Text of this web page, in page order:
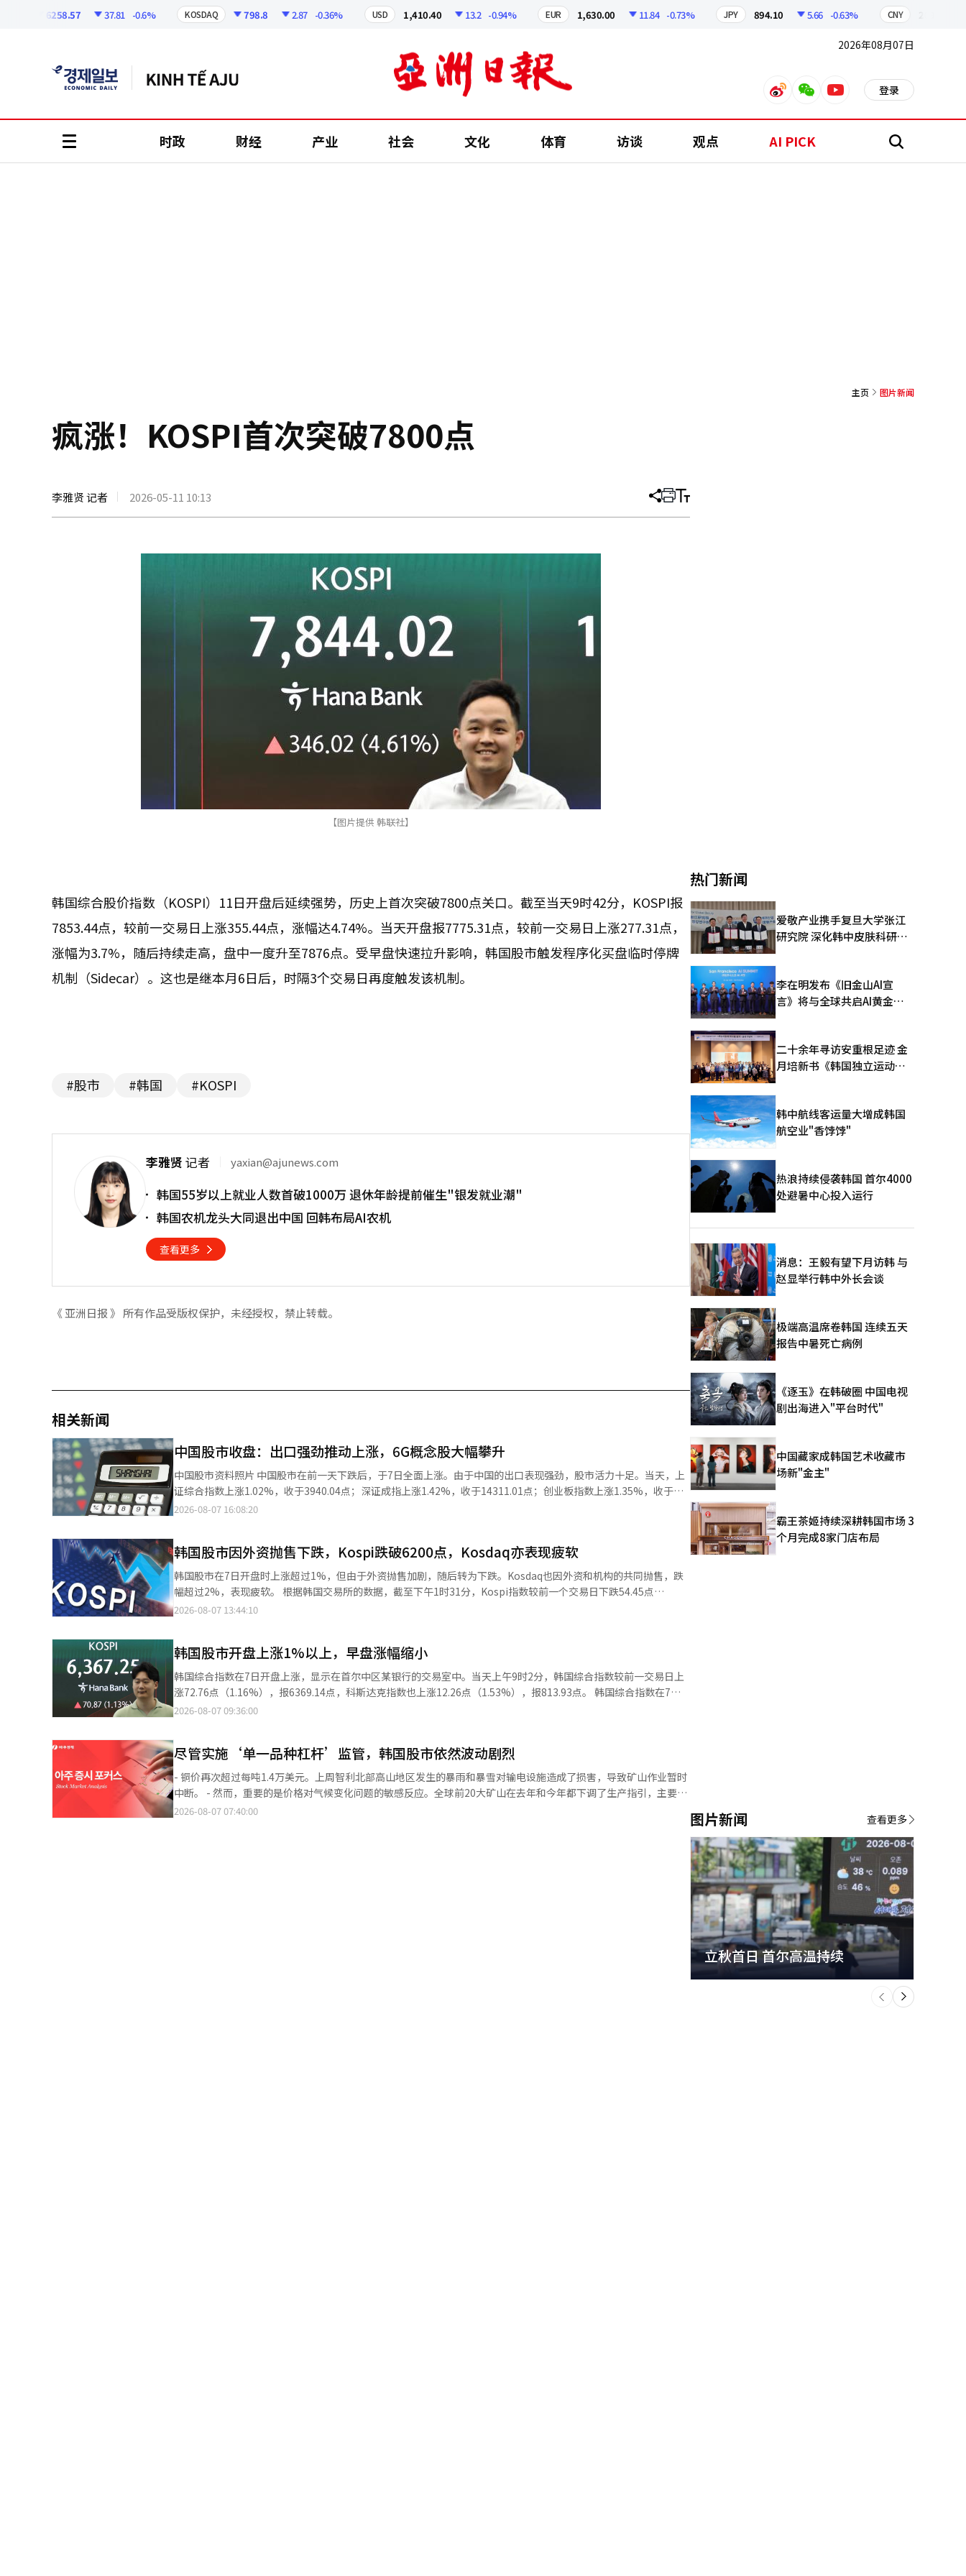
6258.57 37.81 -0.6% KOSDAQ 798.8 2.87 -0.36% USD 1,410.40 13.2 -0.94% EUR 1,630.00 11.84 -0.73% JPY 894.10 5.66 -0.63% CNY 209.16
2026年08月07日
weiboweixinyoutube 登录
时政 财经 产业 社会 文化 体育 访谈 观点 AI PICK 搜
主页 图片新闻
疯涨！KOSPI首次突破7800点
李雅贤 记者 2026-05-11 10:13 分
文
打 调
大
【图片提供 韩联社】
韩国综合股价指数（KOSPI）11日开盘后延续强势，历史上首次突破7800点关口。截至当天9时42分，KOSPI报
7853.44点，较前一交易日上涨355.44点，涨幅达4.74%。当天开盘报7775.31点，较前一交易日上涨277.31点，
涨幅为3.7%，随后持续走高，盘中一度升至7876点。受早盘快速拉升影响，韩国股市触发程序化买盘临时停牌
机制（Sidecar）。这也是继本月6日后，时隔3个交易日再度触发该机制。
#股市 #韩国 #KOSPI
李雅贤 记者 yaxian@ajunews.com
韩国55岁以上就业人数首破1000万 退休年龄提前催生"银发就业潮"
韩国农机龙头大同退出中国 回韩布局AI农机
查看更多
《 亚洲日报 》 所有作品受版权保护，未经授权，禁止转载。
相关新闻
中国股市收盘：出口强劲推动上涨，6G概念股大幅攀升
中国股市资料照片 中国股市在前一天下跌后，于7日全面上涨。由于中国的出口表现强劲，股市活力十足。当天，上
证综合指数上涨1.02%，收于3940.04点；深证成指上涨1.42%，收于14311.01点；创业板指数上涨1.35%，收于
3563.12点，均以上涨收盘。 中国海关总署于7日公布，7月份出口额达到3978亿美元，同比增长23.9%。虽然低于6
对美出口的步伐，进一步提升了出口增速。海关总署表示：“完善的供应链和强大的创新能力为中国贸易企业的发展
提供了基础。” 方正证券在当天的报告中指出：“中国股市的走势并不完全受外部流动性的变化影响，政策方向和基
本面才是关键因素。”他们认为，具备全球竞争优势的高端制造领域和资源价格上涨的行业将推动中国股市上涨。 当
天，6G相关股票表现突出，武汉凡谷、通宇通讯等股票涨停。英伟达正在寻找中国6G基站公司的合作伙伴，这一消
息成为利好。英伟达计划提供GPU芯片和技术生态系统，帮助中国合作伙伴制造6G AI-RAN（基于人工智能的无线接
国制药公司的候选物质许可证海外销售规模达到997亿美元，是2024年的两倍，这推动了生物股的整体上涨。此外，
中国知名生物科技公司百济神州上调了年度经营业绩预期，也对市场产生了积极影响。 与此同时，中国人民银行公
布，美元对人民币的中间价为6.7904元，较前一日上涨0.0009元，人民币贬值0.01%。※ 本报道经人工智能（AI）系
统翻译与编辑。
2026-08-07 16:08:20
韩国股市因外资抛售下跌，Kospi跌破6200点，Kosdaq亦表现疲软
韩国股市在7日开盘时上涨超过1%，但由于外资抛售加剧，随后转为下跌。Kosdaq也因外资和机构的共同抛售，跌
幅超过2%，表现疲软。 根据韩国交易所的数据，截至下午1时31分，Kospi指数较前一个交易日下跌54.45点
（0.86%），报6241.93点。该指数开盘时较前一交易日上涨68.69点（1.09%），报6365.07点，但随后转为下跌并
三星生物制药（上涨1.19%）、KB金融（上涨1.57%）和汉华航空航天（上涨2.85%）均上涨。相反，SK海力士
（下跌4.68%）、SK广场（下跌3.25%）和现代汽车（下跌1.69%）则出现下跌。 同一时间，Kosdaq指数较前一个
交易日下跌16.01点（2.00%），报785.66点。该指数开盘时较前一交易日上涨5.95点（0.74%），报807.62点，但
随后转为下跌。 在Kosdaq市场上，外资和机构分别净卖出2267亿韩元和1532亿韩元，个人则净买入3705亿韩元。
Kosdaq市值前列的股票表现也不一。阿尔特基因（上涨0.17%）、EcoPro BM（上涨0.39%）、HLB（上涨
（下跌7.56%）、周成工程（下跌4.95%）、利诺工业（下跌2.09%）和元益IPS（下跌5.08%）则出现下跌。※ 本
报道经人工智能（AI）系统翻译与编辑。
2026-08-07 13:44:10
韩国股市开盘上涨1%以上，早盘涨幅缩小
韩国综合指数在7日开盘上涨，显示在首尔中区某银行的交易室中。当天上午9时2分，韩国综合指数较前一交易日上
涨72.76点（1.16%），报6369.14点，科斯达克指数也上涨12.26点（1.53%），报813.93点。 韩国综合指数在7日
早盘开盘时上涨超过1%，随后涨幅有所缩小。受纽约股市涨跌不一的影响，外资和机构的买入力量持续推动股市上
资者净卖出2598亿韩元，而外资和机构分别净买入2838亿韩元和15亿韩元。 韩国综合指数市值前列的股票普遍上
涨。三星电子（0.87%）、SK海力士（0.20%）、SK广场（0.72%）、三星电机（2.20%）、现代汽车（0.25%）、
LG能源解决方案（1.45%）、KB金融（0.12%）等均有所上涨。相反，三星生物制药（-0.20%）和三星生命
（-0.87%）则出现下跌。 同一时间，科斯达克指数较前一交易日上涨7.35点（0.92%），报809.02点。该指数开盘
时较前一交易日上涨5.95点（0.74%），报807.62点。 在科斯达克市场上，个人和机构分别净买入243亿韩元和175
2026-08-07 09:36:00
尽管实施‘单一品种杠杆’监管，韩国股市依然波动剧烈
- 铜价再次超过每吨1.4万美元。上周智利北部高山地区发生的暴雨和暴雪对输电设施造成了损害，导致矿山作业暂时
中断。 - 然而，重要的是价格对气候变化问题的敏感反应。全球前20大矿山在去年和今年都下调了生产指引，主要原
因是矿山老化和品位问题。 - 相反，需求正在快速增长。随着人工智能（AI）产业化的开始，电力需求急剧上升，基
2026-08-07 07:40:00
热门新闻
爱敬产业携手复旦大学张江
研究院 深化韩中皮肤科研合
李在明发布《旧金山AI宣
言》将与全球共启AI黄金时
二十余年寻访安重根足迹 金
月培新书《韩国独立运动圣
韩中航线客运量大增成韩国
航空业"香饽饽"
热浪持续侵袭韩国 首尔4000
处避暑中心投入运行
消息：王毅有望下月访韩 与
赵显举行韩中外长会谈
极端高温席卷韩国 连续五天
报告中暑死亡病例
《逐玉》在韩破圈 中国电视
剧出海进入"平台时代"
中国藏家成韩国艺术收藏市
场新"金主"
霸王茶姬持续深耕韩国市场 3
个月完成8家门店布局
图片新闻
立秋首日 首尔高温持续
下
一
个
查看更多